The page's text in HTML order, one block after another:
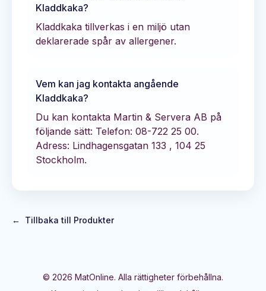
Kladdkaka?
Kladdkaka tillverkas i en miljö utan
deklarerade spår av allergener.
Vem kan jag kontakta angående
Kladdkaka?
Du kan kontakta Martin & Servera AB på
följande sätt: Telefon: 08-722 25 00.
Adress: Lindhagensgatan 133 , 104 25
Stockholm.
← Tillbaka till Produkter
© 2026 MatOnline. Alla rättigheter förbehållna.